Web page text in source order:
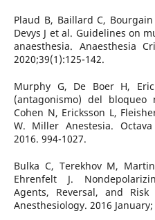
Plaud B, Baillard C,
Devys J et al. Guidelines on
anaesthesia. Anaesthesia
2020;39(1):125-142.
Murphy G, De Boer H,
(antagonismo) del bloqueo
Cohen N, Ericksson L,
W. Miller Anestesia.
2016. 994-1027.
Bulka C, Terekhov M,
Ehrenfelt J.
Agents, Reversal, and Risk
Anesthesiology. 2016